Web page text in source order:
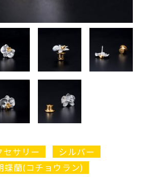
セサリー
シルバー
蝶蘭(コチョウラン)